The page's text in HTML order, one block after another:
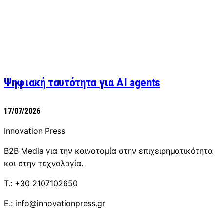
Ψηφιακή ταυτότητα για AI agents
17/07/2026
Innovation Press
B2B Media για την καινοτομία στην επιχειρηματικότητα
και στην τεχνολογία.
T.: +30 2107102650
E.: info@innovationpress.gr